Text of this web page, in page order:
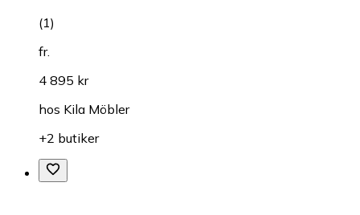
(1)
fr.
4 895 kr
hos Kila Möbler
+2 butiker